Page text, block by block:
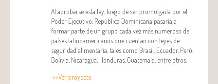
Al aprobarse esta ley, luego de ser promulgada por el
Poder Ejecutivo, República Dominicana pasaría a
formar parte de un grupo cada vez más numeroso de
países latinoamericanos que cuentan con leyes de
seguridad alimentaria, tales como Brasil, Ecuador, Perú,
Bolivia, Nicaragua, Honduras, Guatemala, entre otros.
>>Ver proyecto